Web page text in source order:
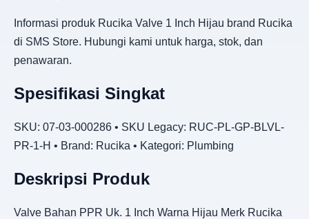
Informasi produk Rucika Valve 1 Inch Hijau brand Rucika
di SMS Store. Hubungi kami untuk harga, stok, dan
penawaran.
Spesifikasi Singkat
SKU: 07-03-000286 • SKU Legacy: RUC-PL-GP-BLVL-
PR-1-H • Brand: Rucika • Kategori: Plumbing
Deskripsi Produk
Valve Bahan PPR Uk. 1 Inch Warna Hijau Merk Rucika